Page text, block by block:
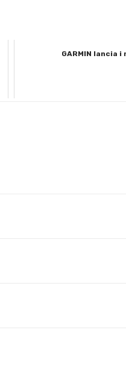
GARMIN lancia i